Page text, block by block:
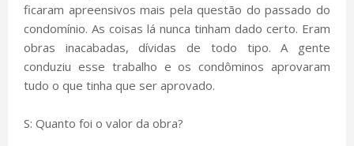
ficaram apreensivos mais pela questão do passado do
condomínio. As coisas lá nunca tinham dado certo. Eram
obras inacabadas, dívidas de todo tipo. A gente
conduziu esse trabalho e os condôminos aprovaram
tudo o que tinha que ser aprovado.
S: Quanto foi o valor da obra?